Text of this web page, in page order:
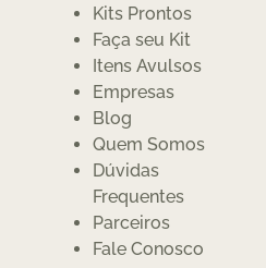
Kits Prontos
Faça seu Kit
Itens Avulsos
Empresas
Blog
Quem Somos
Dúvidas
Frequentes
Parceiros
Fale Conosco